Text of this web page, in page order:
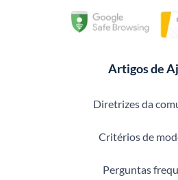
Artigos de
Diretrizes da
Critérios de
Perguntas